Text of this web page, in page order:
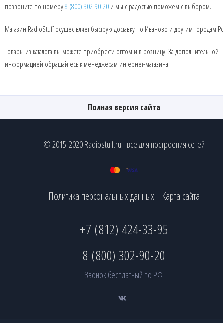
позвоните по номеру8 (800) 302-90-20 и мы с радостью поможем с выбором.
Магазин RadioStuff осуществляет быструю доставку по Иваново и другим городам
Товары из каталога вы можете приобрести оптом и в розницу. За дополнительной
информацией обращайтесь к менеджерам интернет-магазина.
Полная версия сайта
© 2015-2020 Radiostuff.ru - все для построения сетей
Политика персональных данных | Карта сайта
+7 (812) 424-33-95
8 (800) 302-90-20
Звонок бесплатный по РФ